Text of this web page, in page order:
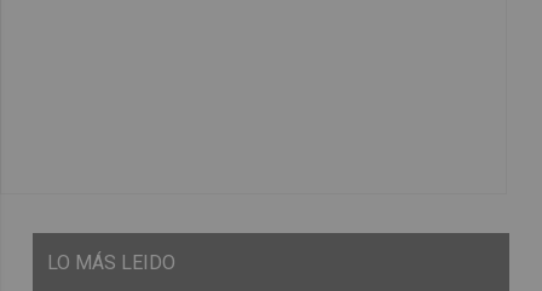
LO MÁS LEIDO